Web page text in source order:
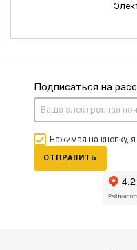
Подписаться на
Нажимая на кнопку,
ОТПРАВИТЬ